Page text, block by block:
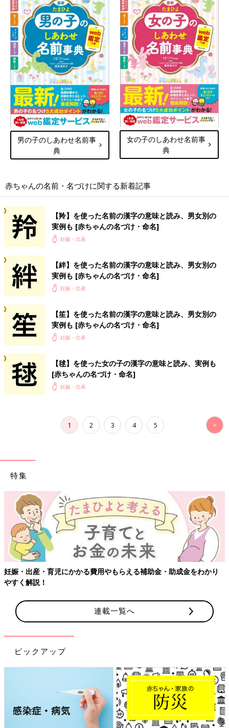
男の子のしあわせ名前事
典
女の子のしあわせ名前事
典
赤ちゃんの名前・名づけに関する新着記事
【羚】を使った名前の漢字の意味と読み、男女別の
実例も [赤ちゃんの名づけ・命名]
妊娠・出産
【絆】を使った名前の漢字の意味と読み、男女別の
実例も [赤ちゃんの名づけ・命名]
妊娠・出産
【笙】を使った名前の漢字の意味と読み、男女別の
実例も [赤ちゃんの名づけ・命名]
妊娠・出産
【毬】を使った女の子の漢字の意味と読み、実例も
[赤ちゃんの名づけ・命名]
妊娠・出産
1 2 3 4 5 >
特集
妊娠・出産・育児にかかる費用やもらえる補助金・助成金をわかり
やすく解説！
連載一覧へ
ピックアップ